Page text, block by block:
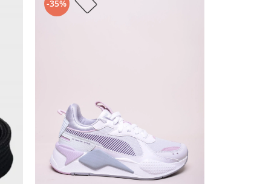
-35%